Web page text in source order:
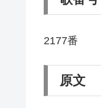
2177番
原文